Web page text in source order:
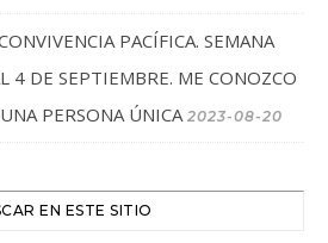
PACÍFICA. SEMANA
4 DE SEPTIEMBRE. ME CONOZCO
PERSONA ÚNICA 2023-08-20
EN ESTE SITIO